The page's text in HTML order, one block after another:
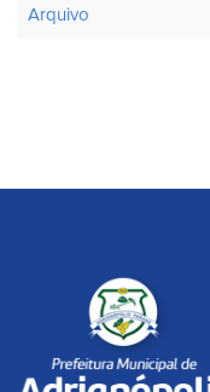
Arquivo